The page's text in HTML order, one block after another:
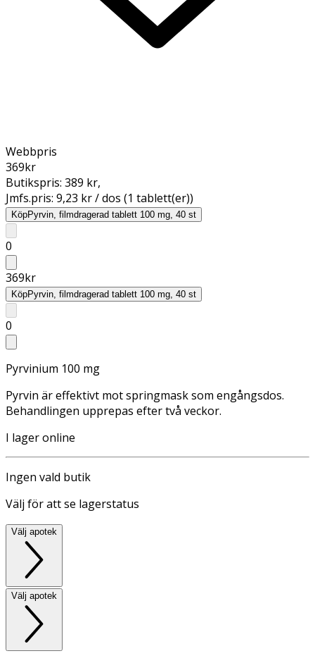
Webbpris
369kr
Butikspris: 389 kr,
Jmfs.pris: 9,23 kr / dos (1 tablett(er))
KöpPyrvin, filmdragerad tablett 100 mg, 40 st
0
369kr
KöpPyrvin, filmdragerad tablett 100 mg, 40 st
0
Pyrvinium 100 mg
Pyrvin är effektivt mot springmask som engångsdos.
Behandlingen upprepas efter två veckor.
I lager online
Ingen vald butik
Välj för att se lagerstatus
Välj apotek
Välj apotek